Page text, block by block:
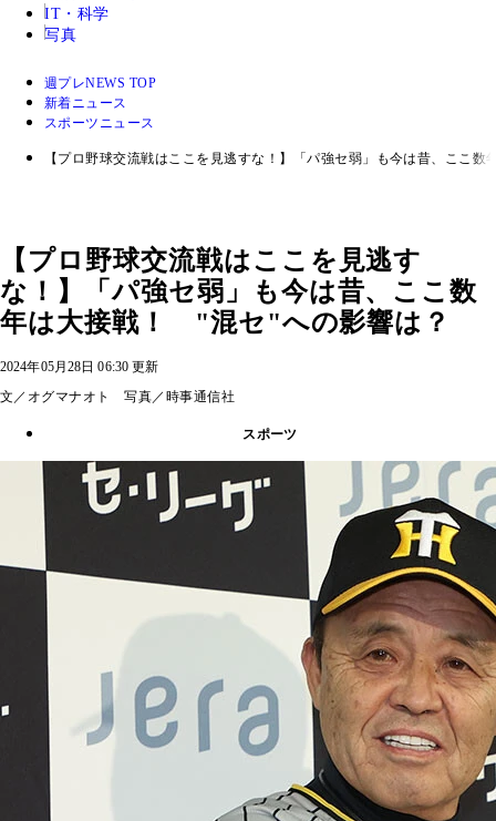
IT・科学
写真
週プレNEWS TOP
新着ニュース
スポーツニュース
【プロ野球交流戦はここを見逃すな！】「パ強セ弱」も今は昔、ここ
【プロ野球交流戦はここを見逃す
な！】「パ強セ弱」も今は昔、ここ数
年は大接戦！ "混セ"への影響は？
2024年05月28日 06:30 更新
文／オグマナオト 写真／時事通信社
スポーツ